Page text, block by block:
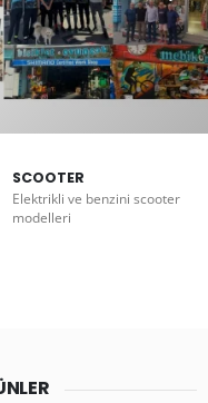
SCOOTER
Elektrikli ve benzini scooter
modelleri